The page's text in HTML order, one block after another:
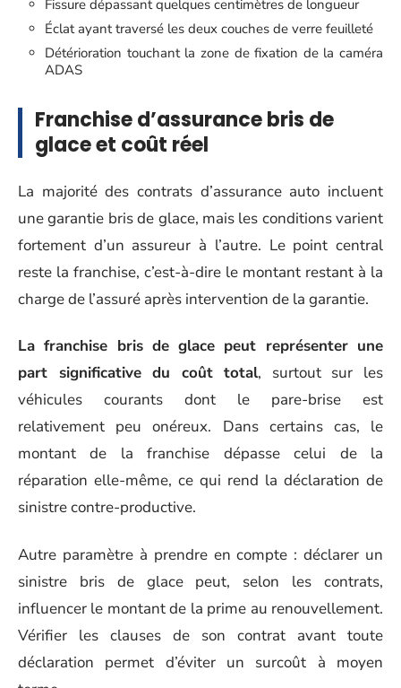
Fissure dépassant quelques centimètres de longueur
Éclat ayant traversé les deux couches de verre feuilleté
Détérioration touchant la zone de fixation de la caméra
ADAS
Franchise d’assurance bris de
glace et coût réel
La majorité des contrats d’assurance auto incluent
une garantie bris de glace, mais les conditions varient
fortement d’un assureur à l’autre. Le point central
reste la franchise, c’est-à-dire le montant restant à la
charge de l’assuré après intervention de la garantie.
La franchise bris de glace peut représenter une
part significative du coût total, surtout sur les
véhicules courants dont le pare-brise est
relativement peu onéreux. Dans certains cas, le
montant de la franchise dépasse celui de la
réparation elle-même, ce qui rend la déclaration de
sinistre contre-productive.
Autre paramètre à prendre en compte : déclarer un
sinistre bris de glace peut, selon les contrats,
influencer le montant de la prime au renouvellement.
Vérifier les clauses de son contrat avant toute
déclaration permet d’éviter un surcoût à moyen